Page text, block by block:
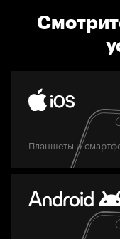
Планшеты и